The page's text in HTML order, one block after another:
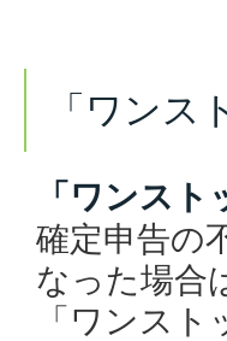
「ワンス
「ワンスト
確定申告の
なった場合
「ワンス